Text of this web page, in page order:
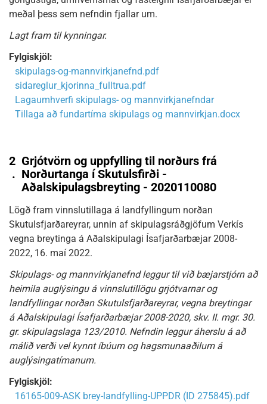
meðal þess sem nefndin fjallar um.
Lagt fram til kynningar.
Fylgiskjöl:
skipulags-og-mannvirkjanefnd.pdf
sidareglur_kjorinna_fulltrua.pdf
Lagaumhverfi skipulags- og mannvirkjanefndar
Tillaga að fundartíma skipulags og mannvirkjan.docx
2
.
Grjótvörn og uppfylling til norðurs frá
Norðurtanga í Skutulsfirði -
Aðalskipulagsbreyting - 2020110080
Lögð fram vinnslutillaga á landfyllingum norðan
Skutulsfjarðareyrar, unnin af skipulagsráðgjöfum Verkís
vegna breytinga á Aðalskipulagi Ísafjarðarbæjar 2008-
2022, 16. maí 2022.
Skipulags- og mannvirkjanefnd leggur til við bæjarstjórn að
heimila auglýsingu á vinnslutillögu grjótvarnar og
landfyllingar norðan Skutulsfjarðareyrar, vegna breytingar
á Aðalskipulagi Ísafjarðarbæjar 2008-2020, skv. II. mgr. 30.
gr. skipulagslaga 123/2010. Nefndin leggur áherslu á að
málið verði vel kynnt íbúum og hagsmunaaðilum á
auglýsingatímanum.
Fylgiskjöl:
16165-009-ASK brey-landfylling-UPPDR (ID 275845).pdf